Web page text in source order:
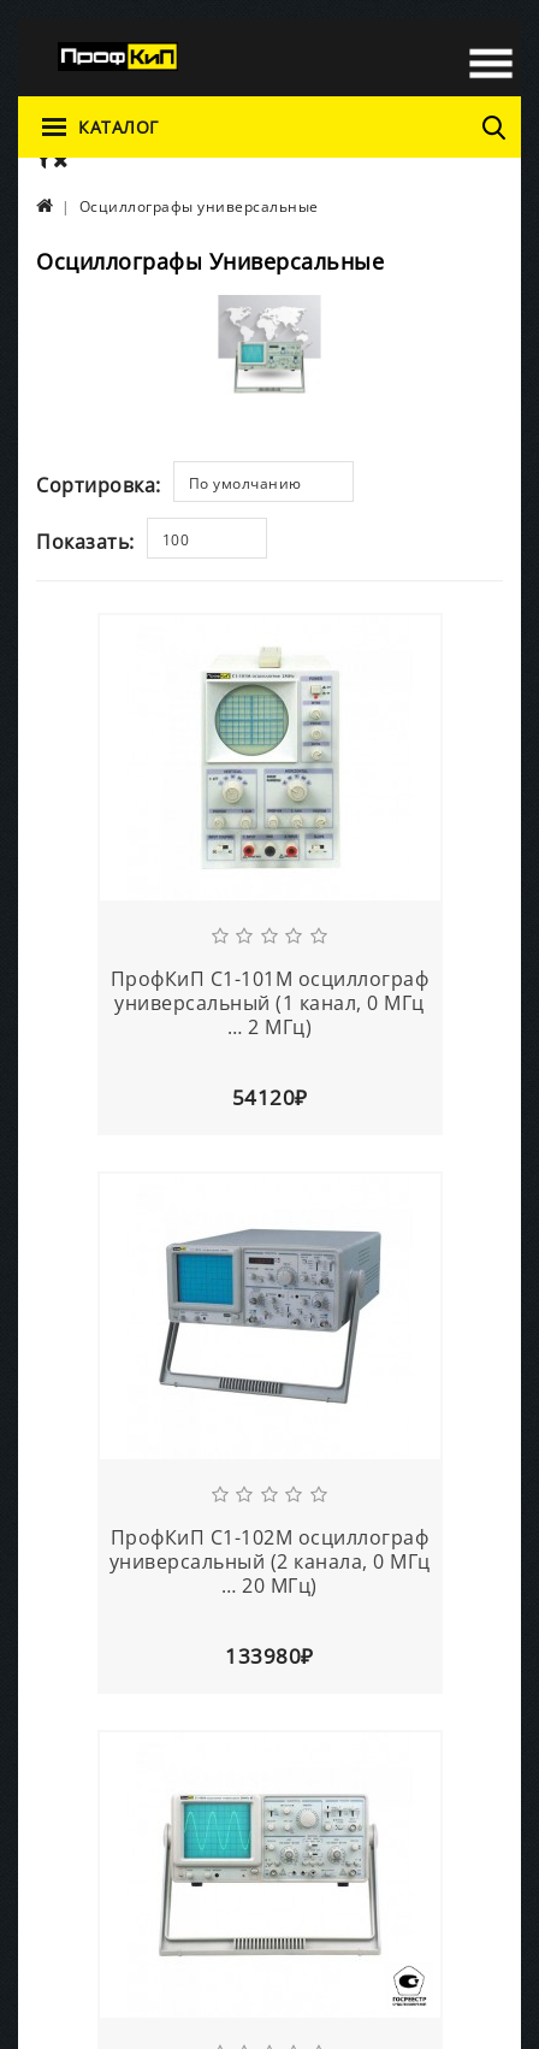
КАТАЛОГ
Осциллографы универсальные
Осциллографы Универсальные
Сортировка: По умолчанию
Показать: 100
ПрофКиП С1-101М осциллограф
универсальный (1 канал, 0 МГц
… 2 МГц)
54120₽
ПрофКиП С1-102М осциллограф
универсальный (2 канала, 0 МГц
… 20 МГц)
133980₽